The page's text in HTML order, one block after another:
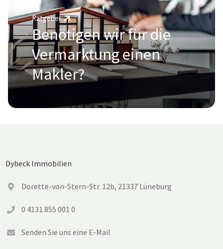
Dybeck Immobilien
Dorette-von-Stern-Str. 12b, 21337 Lüneburg
0 4131 855 001 0
Senden Sie uns eine E-Mail